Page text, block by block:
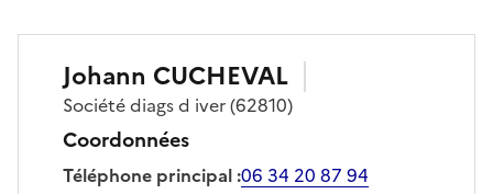
Johann CUCHEVAL
Sociétédiags d iver(62810)
Coordonnées
Téléphone principal:06 34 20 87 94